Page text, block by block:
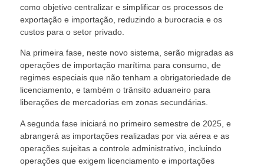
como objetivo centralizar e simplificar os processos de
exportação e importação, reduzindo a burocracia e os
custos para o setor privado.
Na primeira fase, neste novo sistema, serão migradas as
operações de importação marítima para consumo, de
regimes especiais que não tenham a obrigatoriedade de
licenciamento, e também o trânsito aduaneiro para
liberações de mercadorias em zonas secundárias.
A segunda fase iniciará no primeiro semestre de 2025, e
abrangerá as importações realizadas por via aérea e as
operações sujeitas a controle administrativo, incluindo
operações que exigem licenciamento e importações